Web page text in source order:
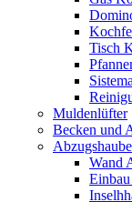
Tisch
Muldenlüfter
Becken und
Wand